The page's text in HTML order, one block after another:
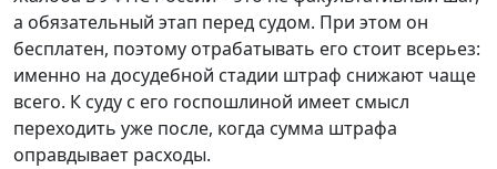
а обязательный этап перед судом. При этом он
бесплатен, поэтому отрабатывать его стоит всерьез:
именно на досудебной стадии штраф снижают чаще
всего. К суду с его госпошлиной имеет смысл
переходить уже после, когда сумма штрафа
оправдывает расходы.